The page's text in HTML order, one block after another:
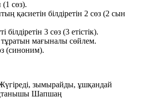
сөз).
қасиетін білдіретін 2 сөз (2 сын
білдіретін 3 сөз (3 етістік).
мағыналы сөйлем.
(синоним).
зымырайды, ұшқандай
Шапшаң